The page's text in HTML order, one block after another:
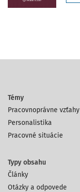
Témy
Pracovnoprávne vzťahy
Personalistika
Pracovné situácie
Typy obsahu
Články
Otázky a odpovede